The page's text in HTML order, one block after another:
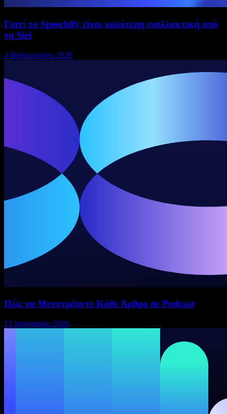
Γιατί το Speechify είναι καλύτερη εναλλακτική από
τη Siri
4 Φεβρουαρίου 2026
Πώς να Μετατρέψετε Κάθε Άρθρο σε Podcast
13 Ιανουαρίου 2026